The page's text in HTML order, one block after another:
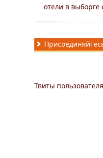
отели в выборге
Твиты